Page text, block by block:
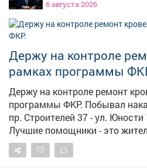
несовершеннолетних; ЦБЛ;
Ледовый дворец "Кристалл";
пр.Коммунистический
«Баск»; 35 квартал:
запас воды. Сергей Алексеев
продлится проблема, но в
звонить по круглосуточному
Фото: Сергей Алексеев
6 августа 2026
Держу на контроле
рамках программы
Держу на контроле ремонт
программы ФКР. Побывал
пр. Строителей 37 - ул. Юности 15 - ул. Кузнецкая 43
Лучшие помощники - это
информируют меня о ходе
бдительности, удалось